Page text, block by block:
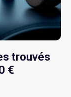
trouvés
€